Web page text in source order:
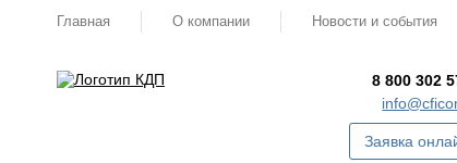
Главная О компании Новости и события
8 800 302
Заявка